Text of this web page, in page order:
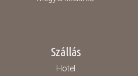
Szállás
Hotel